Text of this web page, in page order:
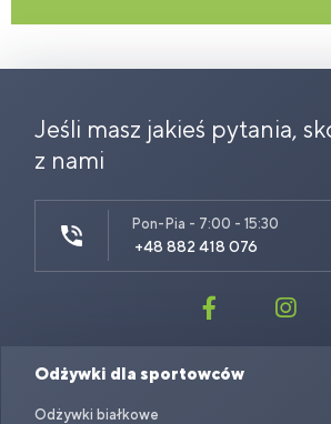
Jeśli masz jakieś pytania,
z nami
Pon-Pia - 7:00 - 15:30
+48 882 418 076
Odżywki dla sportowców
Odżywki białkowe